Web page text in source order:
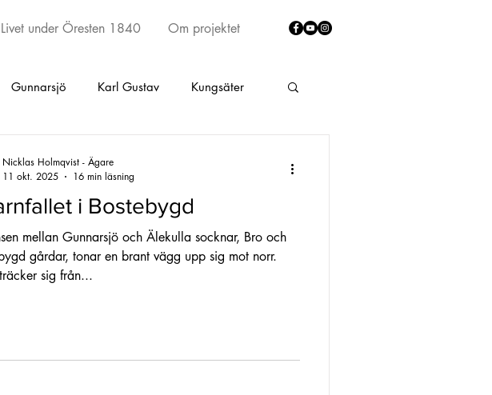
Livet under Öresten 1840 Om projektet
Gunnarsjö Karl Gustav Kungsäter
Seglora Kinnarumma
Fotskäl
i Bostebygd
mellan Gunnarsjö och Älekulla socknar, Bro och
gårdar, tonar en brant vägg upp sig mot norr.
sig från...
Nicklas Holmqvist - Ägare
11 okt. 2025
16 min läsning